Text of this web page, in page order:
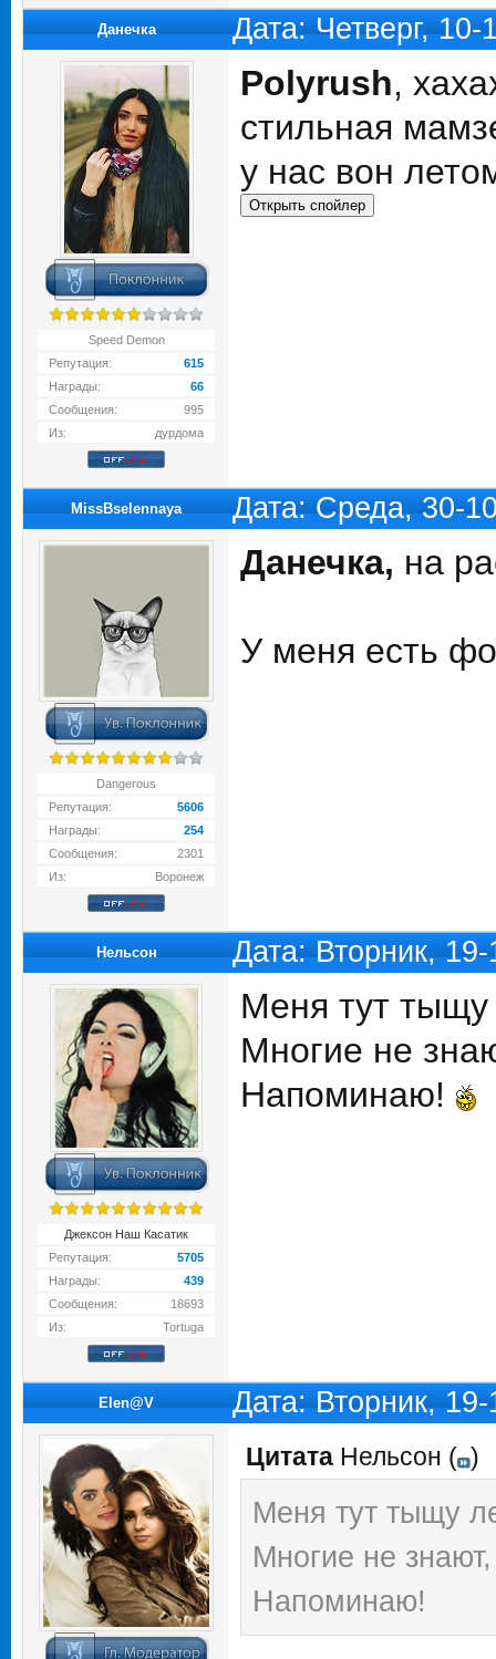
Данечка Дата: Четверг,
Speed Demon
Репутация:
615
Награды:
66
Сообщения:
995
Из:
дурдома
Polyrush,
стильная
у нас вон
MissBselennaya Дата: Среда, 30-
Dangerous
Репутация:
5606
Награды:
254
Сообщения:
2301
Из:
Воронеж
Данечка, на
У меня есть
Нельсон Дата: Вторник,
Джексон Наш Касатик
Репутация:
5705
Награды:
439
Сообщения:
18693
Из:
Tortuga
Меня тут
Многие не
Напоминаю!
Elen@V Дата: Вторник,
Цитата Нельсон ( )
Меня тут тыщу
Многие не
Напоминаю!